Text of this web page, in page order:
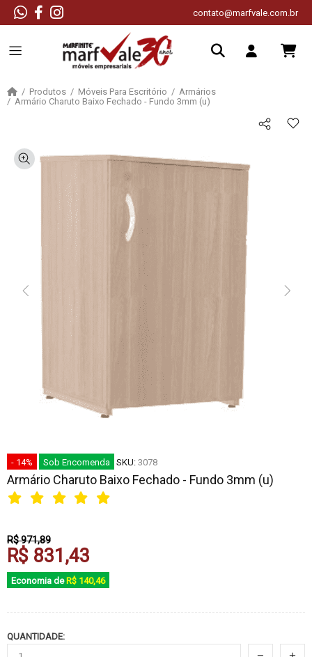
contato@marfvale.com.br
Produtos Móveis Para Escritório
Armários
Armário Charuto Baixo Fechado - Fundo 3mm (u)
- 14% Sob Encomenda SKU: 3078
Armário Charuto Baixo Fechado - Fundo 3mm (u)
R$ 971,89
R$ 831,43
Economia de R$ 140,46
QUANTIDADE: